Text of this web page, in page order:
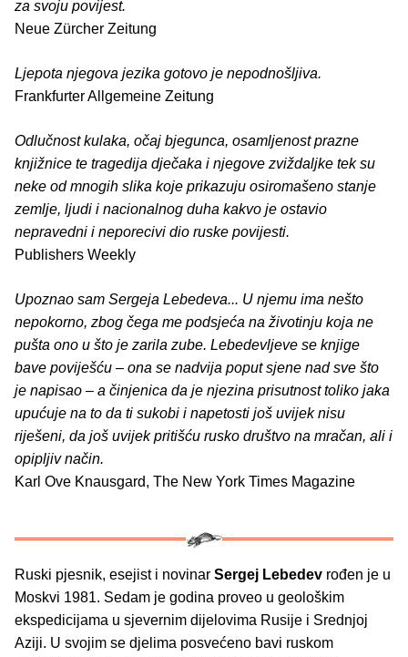
za svoju povijest.
Neue Zürcher Zeitung
Ljepota njegova jezika gotovo je nepodnošljiva.
Frankfurter Allgemeine Zeitung
Odlučnost kulaka, očaj bjegunca, osamljenost prazne
knjižnice te tragedija dječaka i njegove zviždaljke tek su
neke od mnogih slika koje prikazuju osiromašeno stanje
zemlje, ljudi i nacionalnog duha kakvo je ostavio
nepravedni i neporecivi dio ruske povijesti.
Publishers Weekly
Upoznao sam Sergeja Lebedeva... U njemu ima nešto
nepokorno, zbog čega me podsjeća na životinju koja ne
pušta ono u što je zarila zube. Lebedevljeve se knjige
bave poviješću – ona se nadvija poput sjene nad sve što
je napisao – a činjenica da je njezina prisutnost toliko jaka
upućuje na to da ti sukobi i napetosti još uvijek nisu
riješeni, da još uvijek pritišću rusko društvo na mračan, ali i
opipljiv način.
Karl Ove Knausgard, The New York Times Magazine
Ruski pjesnik, esejist i novinar Sergej Lebedev rođen je u
Moskvi 1981. Sedam je godina proveo u geološkim
ekspedicijama u sjevernim dijelovima Rusije i Srednjoj
Aziji. U svojim se djelima posvećeno bavi ruskom